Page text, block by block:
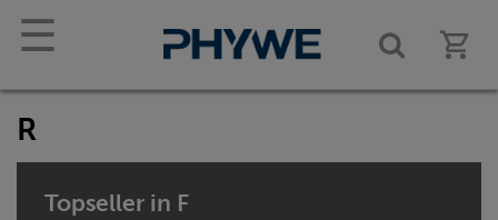
☰
R
Topseller in F